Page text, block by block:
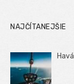
NAJČÍTANEJŠIE